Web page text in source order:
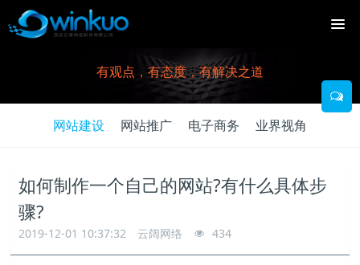
有观点，有态度，有解决之道
网站建设 网站推广 电子商务 业界视角
如何制作一个自己的网站?有什么具体步
骤?
2019-12-01 10:37:32 云阔网络 434